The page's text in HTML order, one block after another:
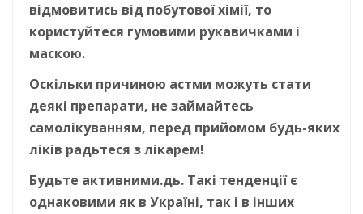
відмовитись від побутової хімії, то
користуйтеся гумовими рукавичками і
маскою.
Оскільки причиною астми можуть стати
деякі препарати, не займайтесь
самолікуванням, перед прийомом будь-яких
ліків радьтеся з лікарем!
Будьте активними.дь. Такі тенденції є
однаковими як в Україні, так і в інших